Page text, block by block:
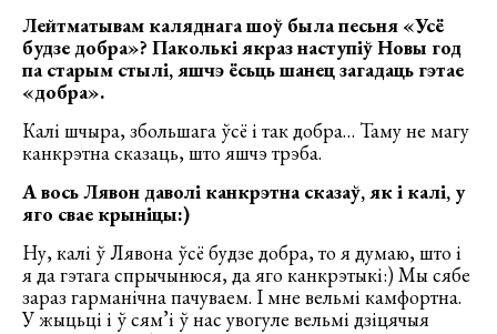
Лейтматывам каляднага шоў была песьня «Усё
будзе добра»? Паколькі якраз наступіў Новы год
па старым стылі, яшчэ ёсьць шанец загадаць гэтае
«добра».
Калі шчыра, збольшага ўсё і так добра… Таму не магу
канкрэтна сказаць, што яшчэ трэба.
А вось Лявон даволі канкрэтна сказаў, як і калі, у
яго свае крыніцы:)
Ну, калі ў Лявона ўсё будзе добра, то я думаю, што і
я да гэтага спрычынюся, да яго канкрэтыкі:) Мы сябе
зараз гарманічна пачуваем. І мне вельмі камфортна.
У жыцьці і ў сям’і ў нас увогуле вельмі дзіцячыя